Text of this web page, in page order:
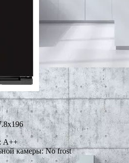
A++
камеры: No frost